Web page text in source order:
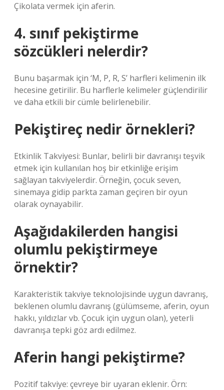
Çikolata vermek için aferin.
4. sınıf pekiştirme
sözcükleri nelerdir?
Bunu başarmak için ‘M, P, R, S’ harfleri kelimenin ilk
hecesine getirilir. Bu harflerle kelimeler güçlendirilir
ve daha etkili bir cümle belirlenebilir.
Pekiştireç nedir örnekleri?
Etkinlik Takviyesi: Bunlar, belirli bir davranışı teşvik
etmek için kullanılan hoş bir etkinliğe erişim
sağlayan takviyelerdir. Örneğin, çocuk seven,
sinemaya gidip parkta zaman geçiren bir oyun
olarak oynayabilir.
Aşağıdakilerden hangisi
olumlu pekiştirmeye
örnektir?
Karakteristik takviye teknolojisinde uygun davranış,
beklenen olumlu davranış (gülümseme, aferin, oyun
hakkı, yıldızlar vb. Çocuk için uygun olan), yeterli
davranışa tepki göz ardı edilmez.
Aferin hangi pekiştirme?
Pozitif takviye: çevreye bir uyaran eklenir. Örn: